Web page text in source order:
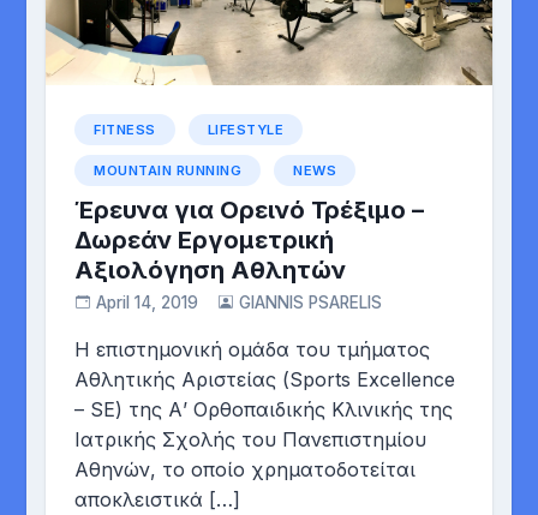
FITNESS LIFESTYLE
MOUNTAIN RUNNING NEWS
Έρευνα για Ορεινό Τρέξιμο –
Δωρεάν Εργομετρική
Αξιολόγηση Αθλητών
April 14, 2019 GIANNIS PSARELIS
H επιστημονική ομάδα του τμήματος
Αθλητικής Αριστείας (Sports Excellence
– SE) της Α’ Ορθοπαιδικής Κλινικής της
Ιατρικής Σχολής του Πανεπιστημίου
Αθηνών, το οποίο χρηματοδοτείται
αποκλειστικά […]